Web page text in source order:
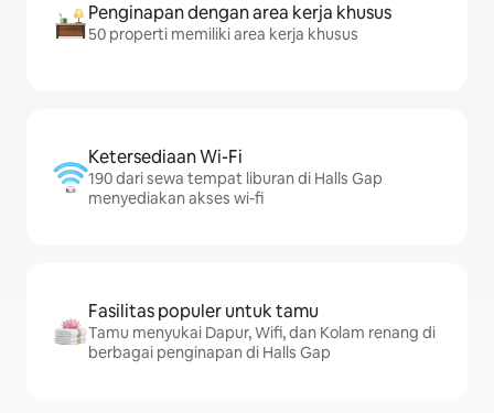
Penginapan dengan area kerja khusus
50 properti memiliki area kerja khusus
Ketersediaan Wi-Fi
190 dari sewa tempat liburan di Halls Gap
menyediakan akses wi-fi
Fasilitas populer untuk tamu
Tamu menyukai Dapur, Wifi, dan Kolam renang di
berbagai penginapan di Halls Gap